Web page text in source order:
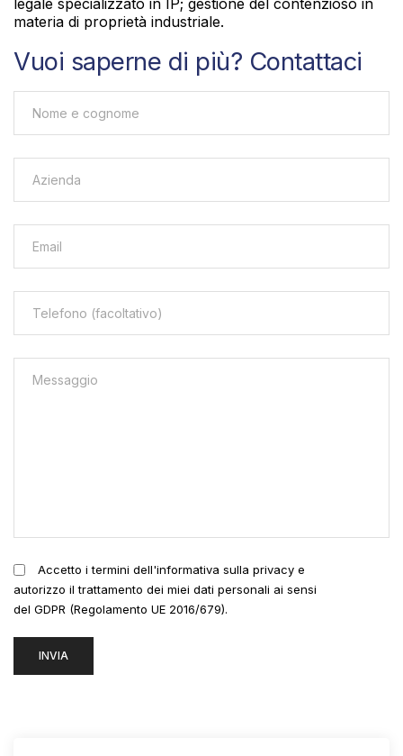
legale specializzato in IP; gestione del contenzioso in
materia di proprietà industriale.
Vuoi saperne di più? Contattaci
Accetto i termini dell'informativa sulla privacy e
autorizzo il trattamento dei miei dati personali ai sensi
del GDPR (Regolamento UE 2016/679).